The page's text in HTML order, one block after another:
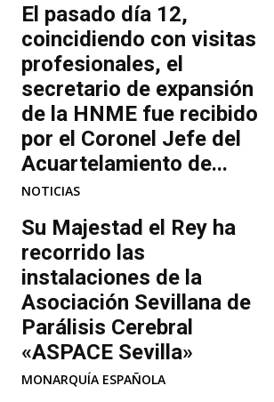
El pasado día 12,
coincidiendo con visitas
profesionales, el
secretario de expansión
de la HNME fue recibido
por el Coronel Jefe del
Acuartelamiento de...
NOTICIAS
Su Majestad el Rey ha
recorrido las
instalaciones de la
Asociación Sevillana de
Parálisis Cerebral
«ASPACE Sevilla»
MONARQUÍA ESPAÑOLA